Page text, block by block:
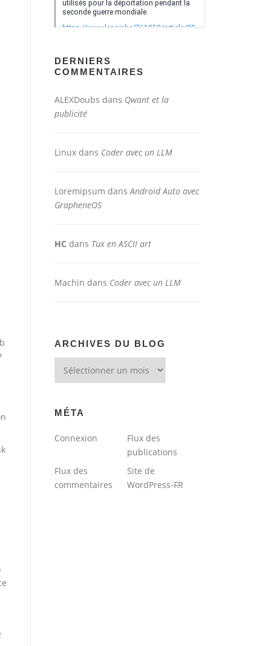
DERNIERS
COMMENTAIRES
ALEXDoubs dans Qwant et la
publicité
Linux dans Coder avec un LLM
Loremipsum dansAndroid Auto avec
GrapheneOS
HC dans Tux en ASCII art
Machin dans Coder avec un LLM
ARCHIVES DU BLOG
du
MÉTA
Connexion
Flux des
publications
Flux des
commentaires
Site de
WordPress-FR